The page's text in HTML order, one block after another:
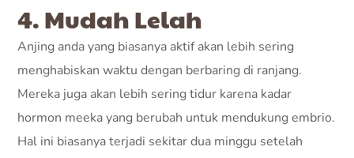
4. Mudah Lelah
Anjing anda yang biasanya aktif akan lebih sering
menghabiskan waktu dengan berbaring di ranjang.
Mereka juga akan lebih sering tidur karena kadar
hormon meeka yang berubah untuk mendukung embrio.
Hal ini biasanya terjadi sekitar dua minggu setelah